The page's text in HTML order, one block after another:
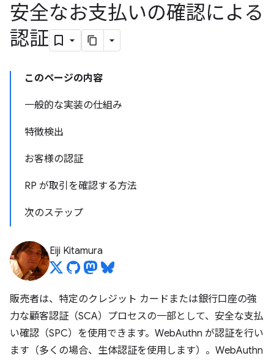
安全なお支払いの確認による
認証
このページの内容
一般的な実装の仕組み
特徴検出
お客様の認証
RP が取引を確認する方法
次のステップ
Eiji Kitamura
販売者は、特定のクレジット カードまたは銀行口座の強
力な顧客認証（SCA）プロセスの一部として、安全な支払
い確認（SPC）を使用できます。WebAuthn が認証を行い
ます（多くの場合、生体認証を使用します）。WebAuthn